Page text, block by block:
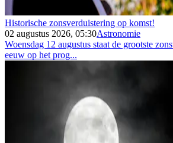
Historische zonsverduistering op komst!
02 augustus 2026, 05:30Astronomie
Woensdag 12 augustus staat de grootste
eeuw op het prog...